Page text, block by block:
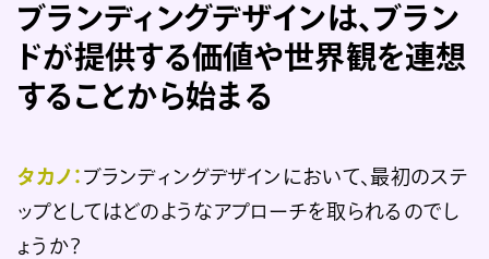
ブランディングデザインは、ブラン
ドが提供する価値や世界観を連想
することから始まる
タカノ： ブランディングデザインにおいて、最初のステ
ップとしてはどのようなアプローチを取られるのでし
ょうか？